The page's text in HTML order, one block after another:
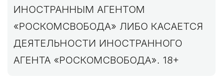
ИНОСТРАННЫМ АГЕНТОМ
«РОСКОМСВОБОДА» ЛИБО КАСАЕТСЯ
ДЕЯТЕЛЬНОСТИ ИНОСТРАННОГО
АГЕНТА «РОСКОМСВОБОДА». 18+